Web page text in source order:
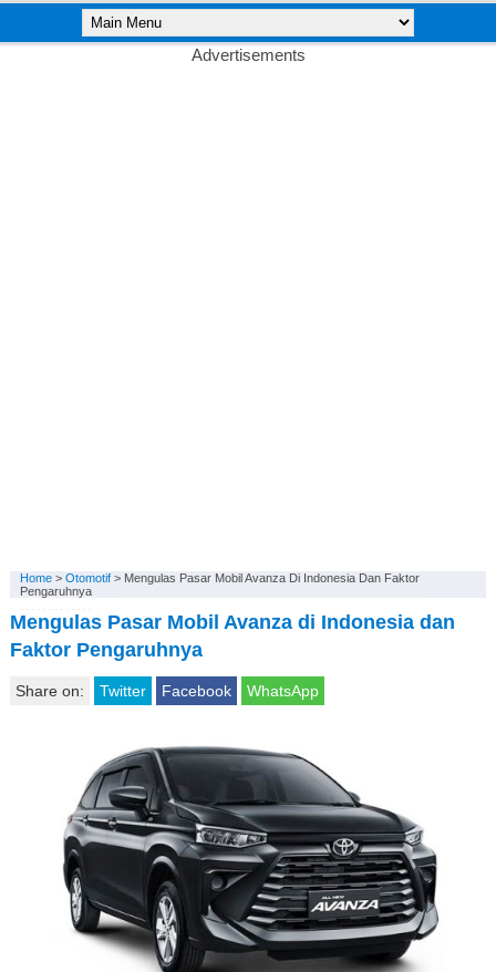
Advertisements
Home> Otomotif> Mengulas Pasar Mobil Avanza Di Indonesia Dan Faktor
Pengaruhnya
Mengulas Pasar Mobil Avanza di Indonesia dan
Faktor Pengaruhnya
Share on: Twitter Facebook WhatsApp